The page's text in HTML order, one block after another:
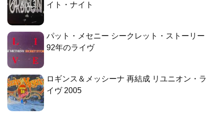
イト・ナイト
パット・メセニー シークレット・ストーリー
92年のライヴ
ロギンス＆メッシーナ 再結成 リユニオン・ラ
イヴ 2005